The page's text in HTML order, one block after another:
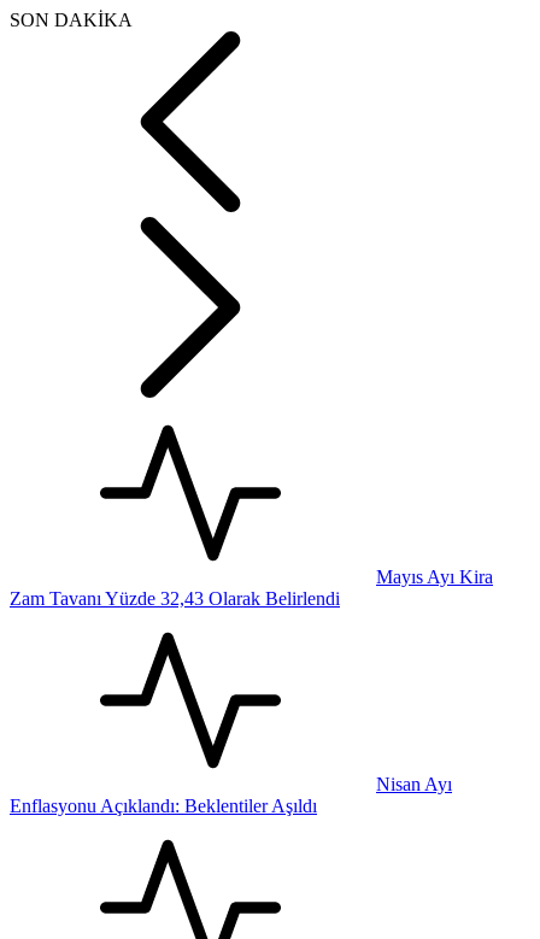
SON DAKİKA
Mayıs Ayı Kira
Zam Tavanı Yüzde 32,43 Olarak Belirlendi
Nisan Ayı
Enflasyonu Açıklandı: Beklentiler Aşıldı